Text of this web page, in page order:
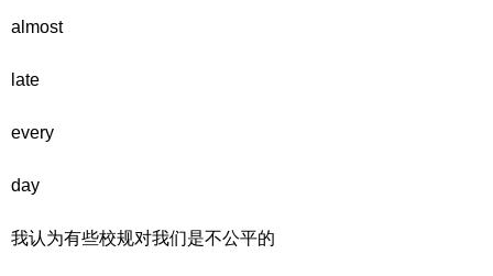
almost
late
every
day
我认为有些校规对我们是不公平的